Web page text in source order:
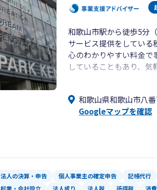
和歌山市駅から徒歩5分
サービス提供をしてい
心のわかりやすい料金で
していることもあり、
和歌山県和歌山市八
Googleマップを確認
法人の決算・申告 個人事業主の確定申告 記帳代行